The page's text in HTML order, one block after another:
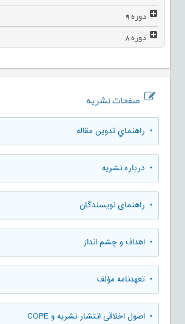
دوره9
دوره8
صفحات نشریه
• راهنماي تدوين مقاله
• درباره نشریه
• راهنمای نویسندگان
• اهداف و چشم انداز
• تعهدنامه مؤلف
• اصول اخلاقی انتشار نشریه و COPE